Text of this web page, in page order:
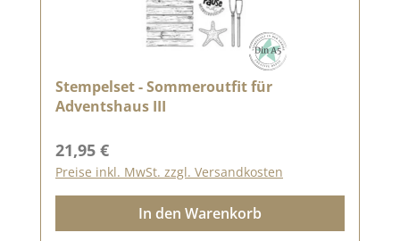
Stempelset - Sommeroutfit für
Adventshaus III
Regulärer Preis:
21,95 €
Preise inkl. MwSt. zzgl. Versandkosten
In den Warenkorb